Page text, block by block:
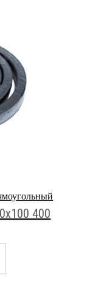
400